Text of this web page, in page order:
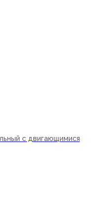
с двигающимися